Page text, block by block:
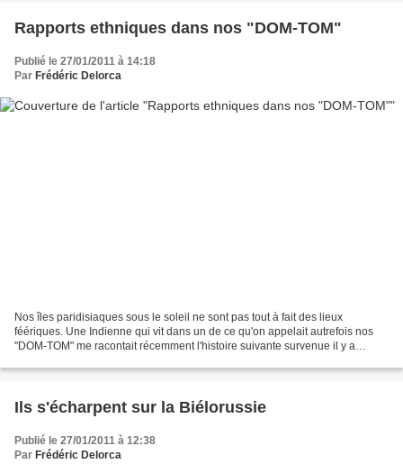
Rapports ethniques dans nos "DOM-TOM"
Publié le 27/01/2011 à 14:18
Par Frédéric Delorca
Nos îles paridisiaques sous le soleil ne sont pas tout à fait des lieux
féériques. Une Indienne qui vit dans un de ce qu'on appelait autrefois nos
"DOM-TOM" me racontait récemment l'histoire suivante survenue il y a
Ils s'écharpent sur la Biélorussie
Publié le 27/01/2011 à 12:38
Par Frédéric Delorca